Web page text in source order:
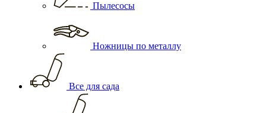
Пылесосы
Ножницы по металлу
Все для сада